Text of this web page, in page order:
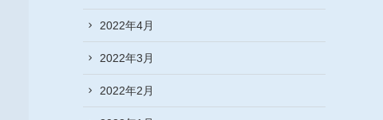
2022年4月
2022年3月
2022年2月